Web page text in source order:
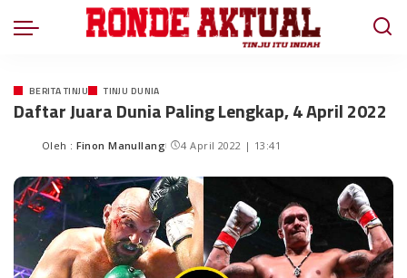
BERITA TINJU TINJU DUNIA
Daftar Juara Dunia Paling Lengkap, 4 April 2022
Oleh : Finon Manullang 4 April 2022 | 13:41